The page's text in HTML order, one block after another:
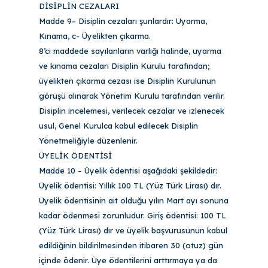
DİSİPLİN CEZALARI
Madde 9– Disiplin cezaları şunlardır: Uyarma,
Kınama, c- Üyelikten çıkarma.
8’ci maddede sayılanların varlığı halinde, uyarma
ve kınama cezaları Disiplin Kurulu tarafından;
üyelikten çıkarma cezası ise Disiplin Kurulunun
görüşü alınarak Yönetim Kurulu tarafından verilir.
Disiplin incelemesi, verilecek cezalar ve izlenecek
usul, Genel Kurulca kabul edilecek Disiplin
Yönetmeliğiyle düzenlenir.
ÜYELİK ÖDENTİSİ
Madde 10 – Üyelik ödentisi aşağıdaki şekildedir:
Üyelik ödentisi: Yıllık 100 TL (Yüz Türk Lirası) dır.
Üyelik ödentisinin ait olduğu yılın Mart ayı sonuna
kadar ödenmesi zorunludur. Giriş ödentisi: 100 TL
(Yüz Türk Lirası) dır ve üyelik başvurusunun kabul
edildiğinin bildirilmesinden itibaren 30 (otuz) gün
içinde ödenir. Üye ödentilerini arttırmaya ya da